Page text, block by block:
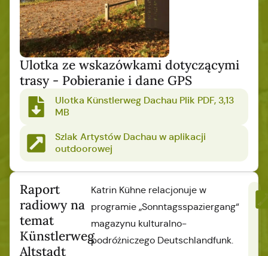
Raport
radiowy na
temat
Künstlerweg
Altstadt
Katrin Kühne relacjonuje w
programie „Sonntagsspaziergang“
magazynu kulturalno-
podróżniczego Deutschlandfunk.
Ulotka ze wskazówkami dotyczącymi
trasy - Pobieranie i dane GPS
Ulotka Künstlerweg Dachau Plik PDF, 3,13
MB
Szlak Artystów Dachau w aplikacji
outdoorowej